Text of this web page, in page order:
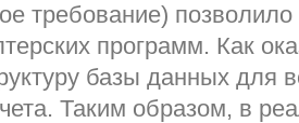
требование)
программ. Как
базы данных для
Таким образом, в